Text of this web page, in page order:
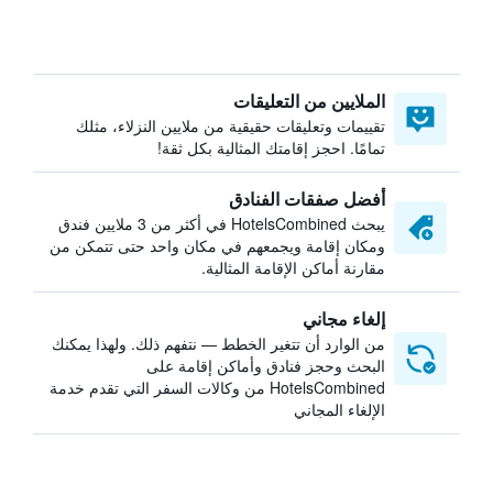
الملايين من التعليقات
تقييمات وتعليقات حقيقية من ملايين النزلاء، مثلك
تمامًا. احجز إقامتك المثالية بكل ثقة!
أفضل صفقات الفنادق
يبحث HotelsCombined في أكثر من 3 ملايين فندق
ومكان إقامة ويجمعهم في مكان واحد حتى تتمكن من
مقارنة أماكن الإقامة المثالية.
إلغاء مجاني
من الوارد أن تتغير الخطط — نتفهم ذلك. ولهذا يمكنك
البحث وحجز فنادق وأماكن إقامة على
HotelsCombined من وكالات السفر التي تقدم خدمة
الإلغاء المجاني